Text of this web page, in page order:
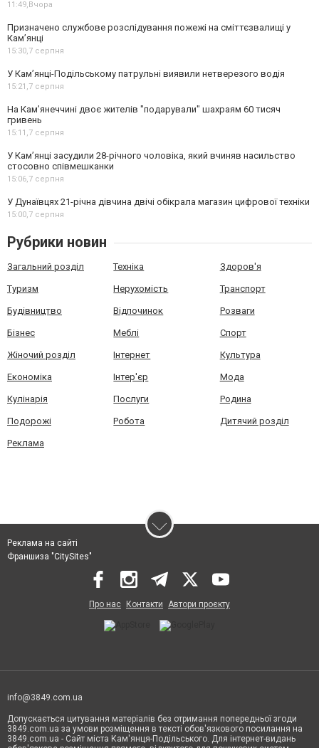
11:49,Вчора
Призначено службове розслідування пожежі на сміттєзвалищі у
Кам’янці
15:30,7 серпня
У Кам’янці-Подільському патрульні виявили нетверезого водія
15:21,7 серпня
На Камʼянеччині двоє жителів "подарували" шахраям 60 тисяч
гривень
15:11,7 серпня
У Камʼянці засудили 28-річного чоловіка, який вчиняв насильство
стосовно співмешканки
15:06,7 серпня
У Дунаївцях 21-річна дівчина двічі обікрала магазин цифрової техніки
15:00,7 серпня
Рубрики новин
Загальний розділ Техніка Здоров'я
Туризм Нерухомість Транспорт
Будівництво Відпочинок Розваги
Бізнес Меблі Спорт
Жіночий розділ Інтернет Культура
Економіка Інтер'єр Мода
Кулінарія Послуги Родина
Подорожі Робота Дитячий розділ
Реклама
Реклама на сайті
Франшиза "CitySites"
Про нас Контакти Автори проєкту
info@3849.com.ua
Допускається цитування матеріалів без отримання попередньої згоди
3849.com.ua за умови розміщення в тексті обов'язкового посилання на
3849.com.ua - Сайт міста Кам'янця-Подільського. Для інтернет-видань